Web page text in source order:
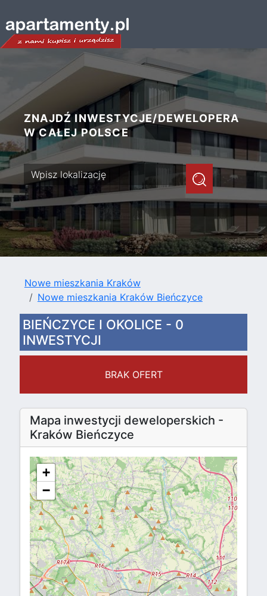
ZNAJDŹ INWESTYCJE/DEWELOPERA
W CAŁEJ POLSCE
Nowe mieszkania Kraków
Nowe mieszkania Kraków Bieńczyce
BIEŃCZYCE I OKOLICE - 0
INWESTYCJI
BRAK OFERT
Mapa inwestycji deweloperskich -
Kraków Bieńczyce
+
−